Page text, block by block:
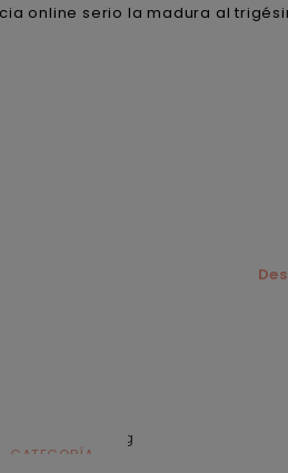
online serio la madura al
CATEGORÍA